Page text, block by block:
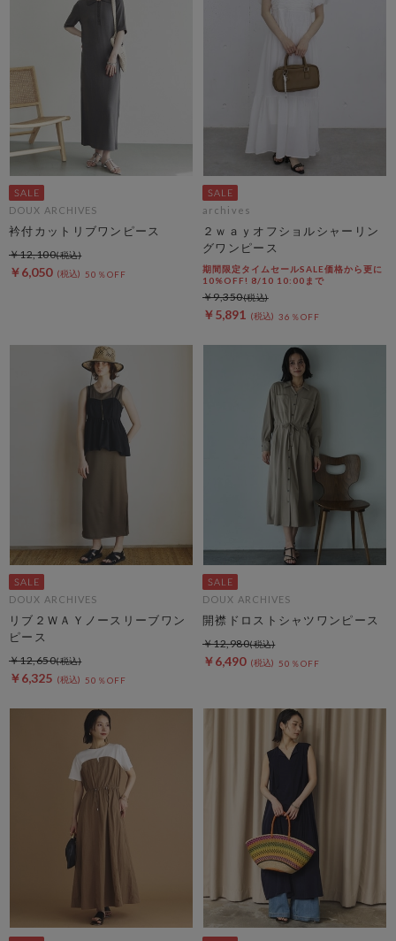
DOUX ARCHIVES
衿付カットリブワンピース
￥6,050 50％OFF
￥12,100
archives
２ｗａｙオフショルシャーリン
グワンピース
期間限定タイムセールSALE価格から更に
10%OFF! 8/10 10:00まで
￥5,891 36％OFF
￥9,350
DOUX ARCHIVES
リブ２ＷＡＹノースリーブワン
ピース
￥6,325 50％OFF
￥12,650
DOUX ARCHIVES
開襟ドロストシャツワンピース
￥6,490 50％OFF
￥12,980